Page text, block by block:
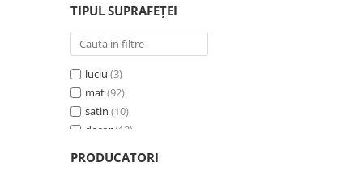
140 (5)
205(9)
197 (5)
187 (4)
152 (1)
203 (1)
TIPUL SUPRAFEȚEI
luciu (3)
mat(92)
satin (10)
decor (13)
satin, neted (1)
PRODUCATORI